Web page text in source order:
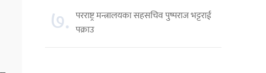
७. परराष्ट्र मन्त्रालयका सहसचिव पुष्पराज भट्टराई
पक्राउ